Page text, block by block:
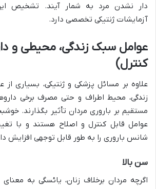
دار نشدن مرد به شمار آیند. تشخیص
آزمایشات ژنتیکی تخصصی دارد.
عوامل سبک زندگی، محیطی و
کنترل)
علاوه بر مسائل پزشکی و ژنتیکی، بسیاری
زندگی، محیط اطراف و حتی مصرف برخی
مستقیم بر باروری مردان تأثیر بگذارند.
عوامل قابل کنترل و اصلاح هستند و با
شانس باروری را به طور قابل توجهی افزایش
سن بالا
اگرچه مردان برخلاف زنان، یائسگی به